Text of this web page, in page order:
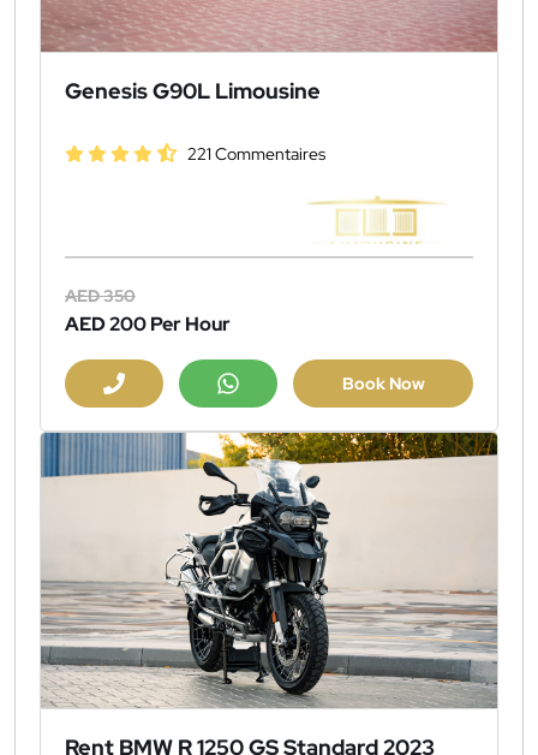
Genesis G90L Limousine
221 Commentaires
AED 350
AED 200Per Hour
Book Now
Rent BMW R 1250 GS Standard 2023